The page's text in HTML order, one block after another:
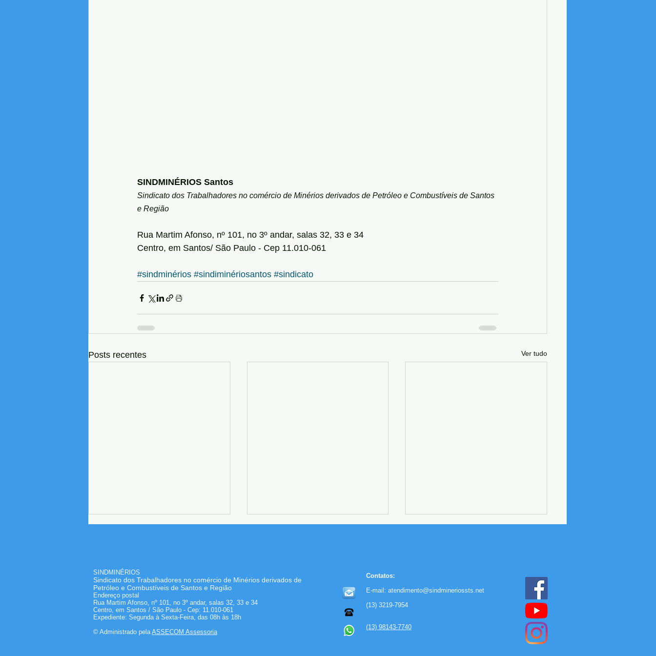
SINDMINÉRIOS Santos
Sindicato dos Trabalhadores no comércio de Minérios derivados de Petróleo e Combustíveis de Santos
e Região
Rua Martim Afonso, nº 101, no 3º andar, salas 32, 33 e 34
Centro, em Santos/ São Paulo - Cep 11.010-061
#sindminérios #sindiminériosantos #sindicato
Posts recentes Ver tudo
Diretores do SINDMINÉRIOS
acompanham eleição da
CIPA na Granel Química
Informativo - Edição Julho
reforça compromisso com o
SINDMINÉRIOS
Sindicato dos Trabalhadores no comércio de Minérios derivados de
Petróleo e Combustíveis de Santos e Região
Endereço postal
Rua Martim Afonso, nº 101, no 3º andar, salas 32, 33 e 34
Centro, em Santos / São Paulo - Cep: 11.010-061
Expediente: Segunda à Sexta-Feira, das 08h às 18h
© Administrado pelaASSECOM Assessoria
Contatos:
E-mail: atendimento@sindmineriossts.net
(13) 3219-7954
(13) 98143-7740